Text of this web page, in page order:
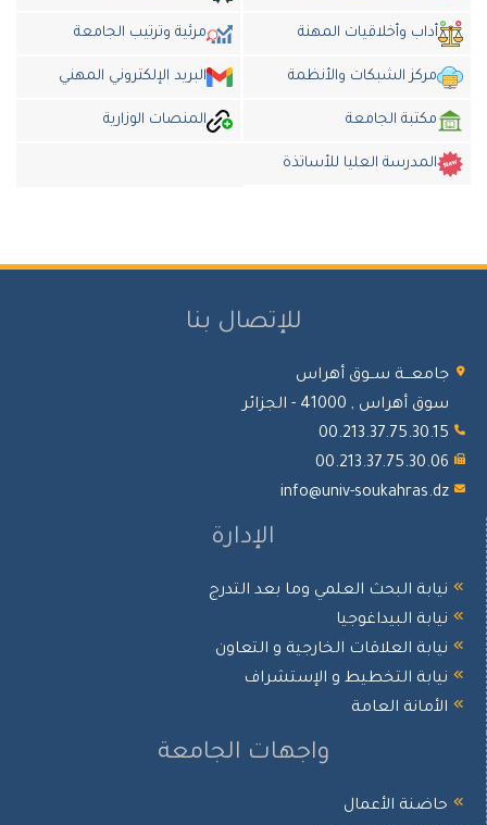
أداب وأخلاقيات المهنة مرئية وترتيب الجامعة
مركز الشبكات والأنظمة البريد الإلكتروني المهني
مكتبة الجامعة المنصات الوزارية
المدرسة العليا للأساتذة
للإتصال بنا
ســوق أهراس
أهراس , 41000 - الجزائر
info@univ-
الإدارة
البحث العلمي وما بعد التدرج
البيداغوجيا
العلاقات الخارجية و التعاون
التخطيط و الإستشراف
العامة
واجهات الجامعة
الأعمال